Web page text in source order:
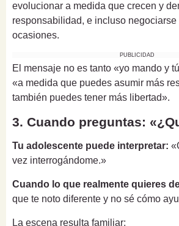
evolucionar a medida que crecen y
responsabilidad, e incluso
ocasiones.
PUBLICIDAD
El mensaje no es tanto «yo mando y
«a medida que puedes asumir más
también puedes tener más libertad».
3. Cuando preguntas:
Tu adolescente puede interpretar:
vez interrogándome.»
Cuando lo que realmente quieres
que te noto diferente y no sé cómo
La escena resulta familiar: